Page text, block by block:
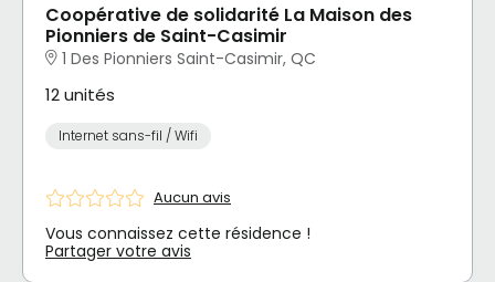
Coopérative de solidarité La Maison des
Pionniers de Saint-Casimir
1 Des Pionniers Saint-Casimir, QC
12 unités
Internet sans-fil / Wifi
Aucun avis
Vous connaissez cette résidence !
Partager votre avis